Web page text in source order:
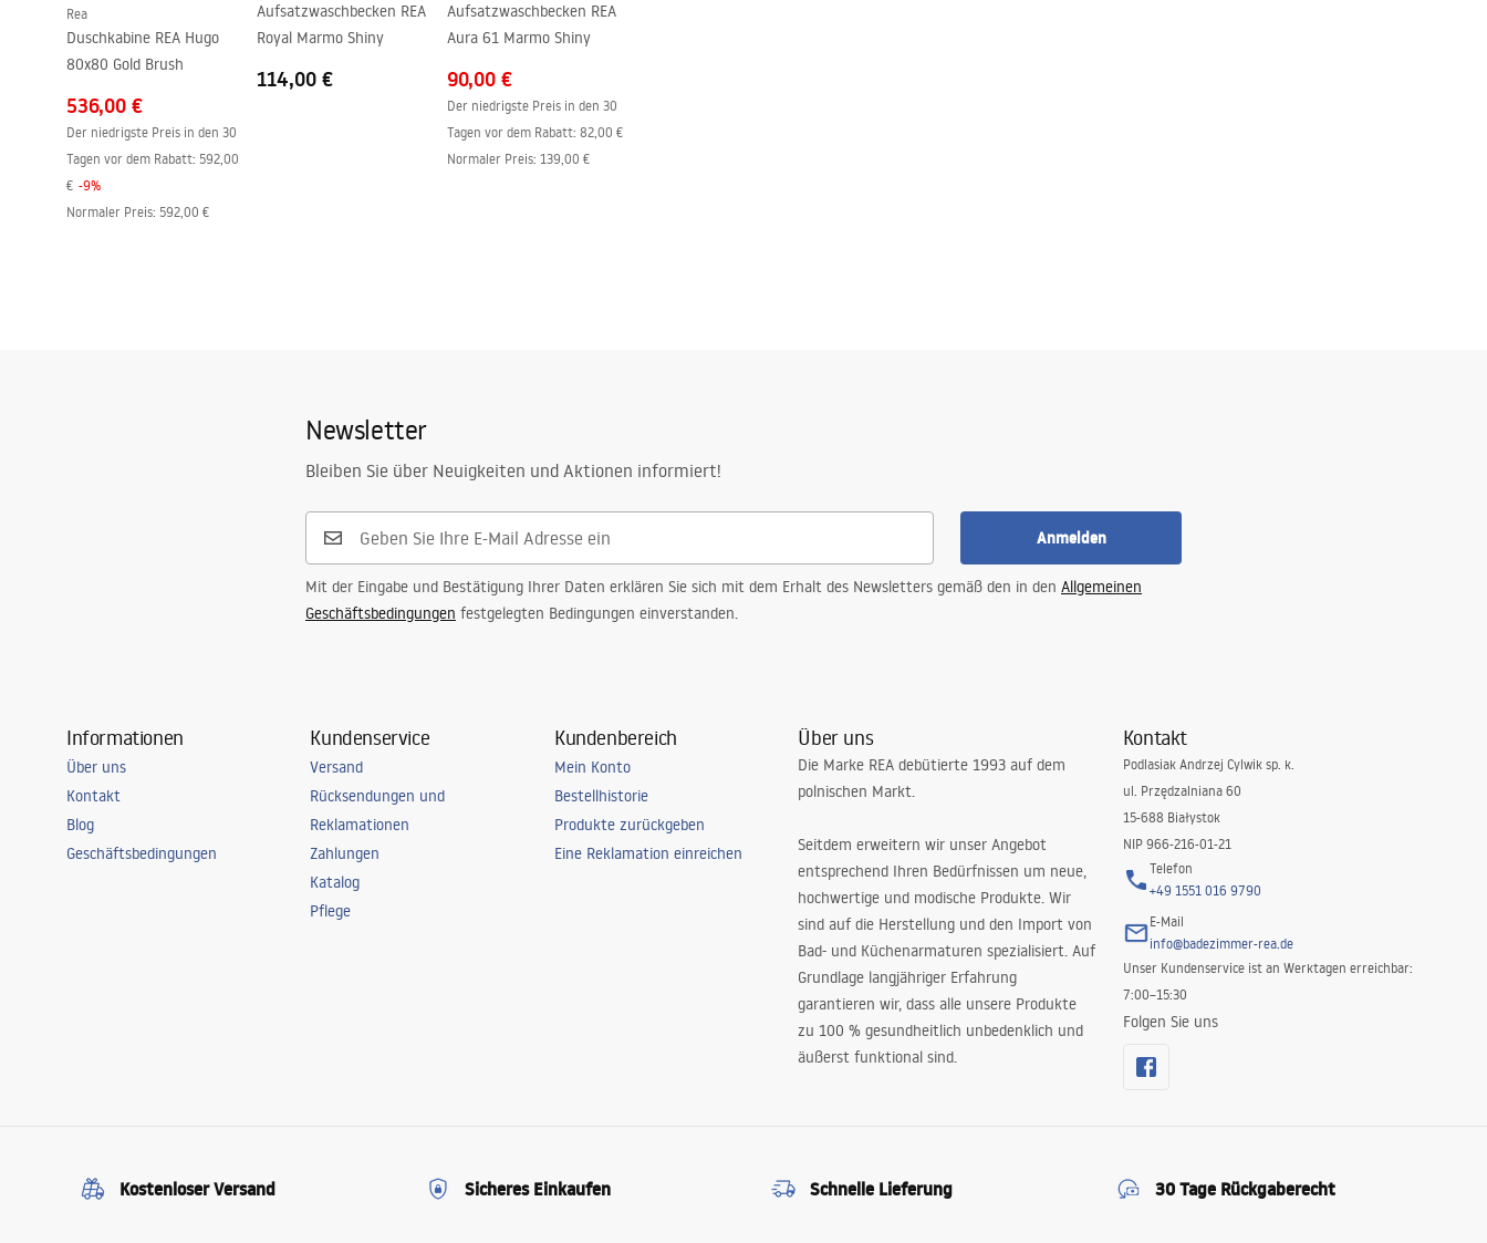
Rea
Duschkabine REA Hugo
80x80 Gold Brush
536,00 €
Der niedrigste Preis in den 30
Tagen vor dem Rabatt: 592,00
€ -9%
Normaler Preis: 592,00 €
Aufsatzwaschbecken REA
Royal Marmo Shiny
114,00 €
Aufsatzwaschbecken REA
Aura 61 Marmo Shiny
90,00 €
Der niedrigste Preis in den 30
Tagen vor dem Rabatt: 82,00 €
Normaler Preis: 139,00 €
Newsletter
Bleiben Sie über Neuigkeiten und Aktionen informiert!
Anmelden
Mit der Eingabe und Bestätigung Ihrer Daten erklären Sie sich mit dem Erhalt des Newsletters gemäß den in den Allgemeinen
Geschäftsbedingungen festgelegten Bedingungen einverstanden.
Informationen
Über uns
Kontakt
Blog
Geschäftsbedingungen
Kundenservice
Versand
Rücksendungen und
Reklamationen
Zahlungen
Katalog
Pflege
Kundenbereich
Mein Konto
Bestellhistorie
Produkte zurückgeben
Eine Reklamation einreichen
Über uns
Die Marke REA debütierte 1993 auf dem
polnischen Markt.
Seitdem erweitern wir unser Angebot
entsprechend Ihren Bedürfnissen um neue,
hochwertige und modische Produkte. Wir
sind auf die Herstellung und den Import von
Bad- und Küchenarmaturen spezialisiert. Auf
Grundlage langjähriger Erfahrung
garantieren wir, dass alle unsere Produkte
zu 100 % gesundheitlich unbedenklich und
äußerst funktional sind.
Kontakt
Podlasiak Andrzej Cylwik sp. k.
ul. Przędzalniana 60
15-688 Białystok
NIP 966-216-01-21
Telefon
+49 1551 016 9790
E-Mail
info@badezimmer-rea.de
Unser Kundenservice ist an Werktagen erreichbar:
7:00–15:30
Folgen Sie uns
Kostenloser Versand Sicheres Einkaufen Schnelle Lieferung 30 Tage Rückgaberecht